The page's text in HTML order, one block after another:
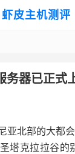
虾皮主机测评
务器已正式
亚北部的大都
塔克拉拉谷的